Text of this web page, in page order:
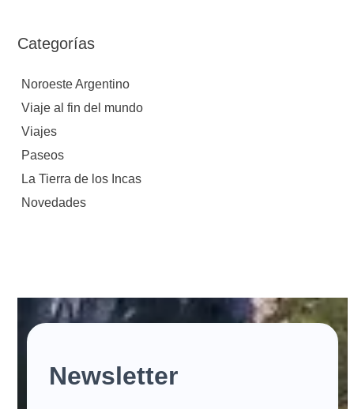
Categorías
Noroeste Argentino
Viaje al fin del mundo
Viajes
Paseos
La Tierra de los Incas
Novedades
Newsletter